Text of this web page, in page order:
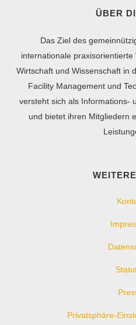
ÜBER
Das Ziel des
internationale
Wirtschaft und Wissenschaft in
Facility Management und
versteht sich als Informations-
und bietet ihren Mitgliedern
Privatsphäre-